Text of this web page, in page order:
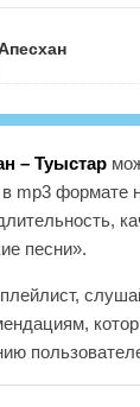
– Туыстар
в mp3 формате
песни».